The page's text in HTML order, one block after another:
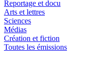
Reportage et docu
Arts et lettres
Sciences
Médias
Création et fiction
Toutes les émissions